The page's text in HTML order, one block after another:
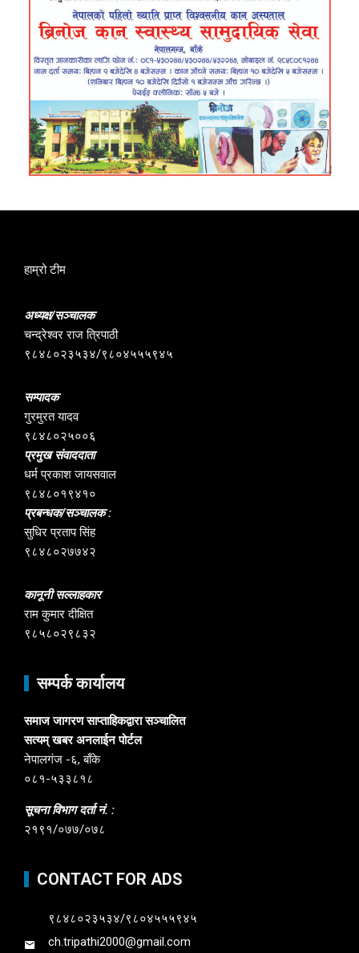
हाम्रो टीम
अध्यक्ष/सञ्चालक
चन्द्रेश्वर राज त्रिपाठी
९८४८०२३५३४/९८०४५५५९४५
सम्पादक
गुरमुरत यादव
९८४८०२५००६
प्रमुख संवाददाता
धर्म प्रकाश जायसवाल
९८४८०१९४१०
प्रबन्धक/सञ्चालक :
सुधिर प्रताप सिंह
९८४८०२७७४२
कानूनी सल्लाहकार
राम कुमार दीक्षित
९८५८०२९८३२
सम्पर्क कार्यालय
समाज जागरण साप्ताहिकद्वारा सञ्चालित
सत्यम् खबर अनलाईन पोर्टल
नेपालगंज -६, बाँके
०८१-५३३८१८
सूचना विभाग दर्ता नं. :
२१९१/०७७/०७८
CONTACT FOR ADS
९८४८०२३५३४/९८०४५५५९४५
ch.tripathi2000@gmail.com